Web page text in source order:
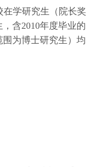
学研究生（院长奖
含2010年度毕业的
为博士研究生）均